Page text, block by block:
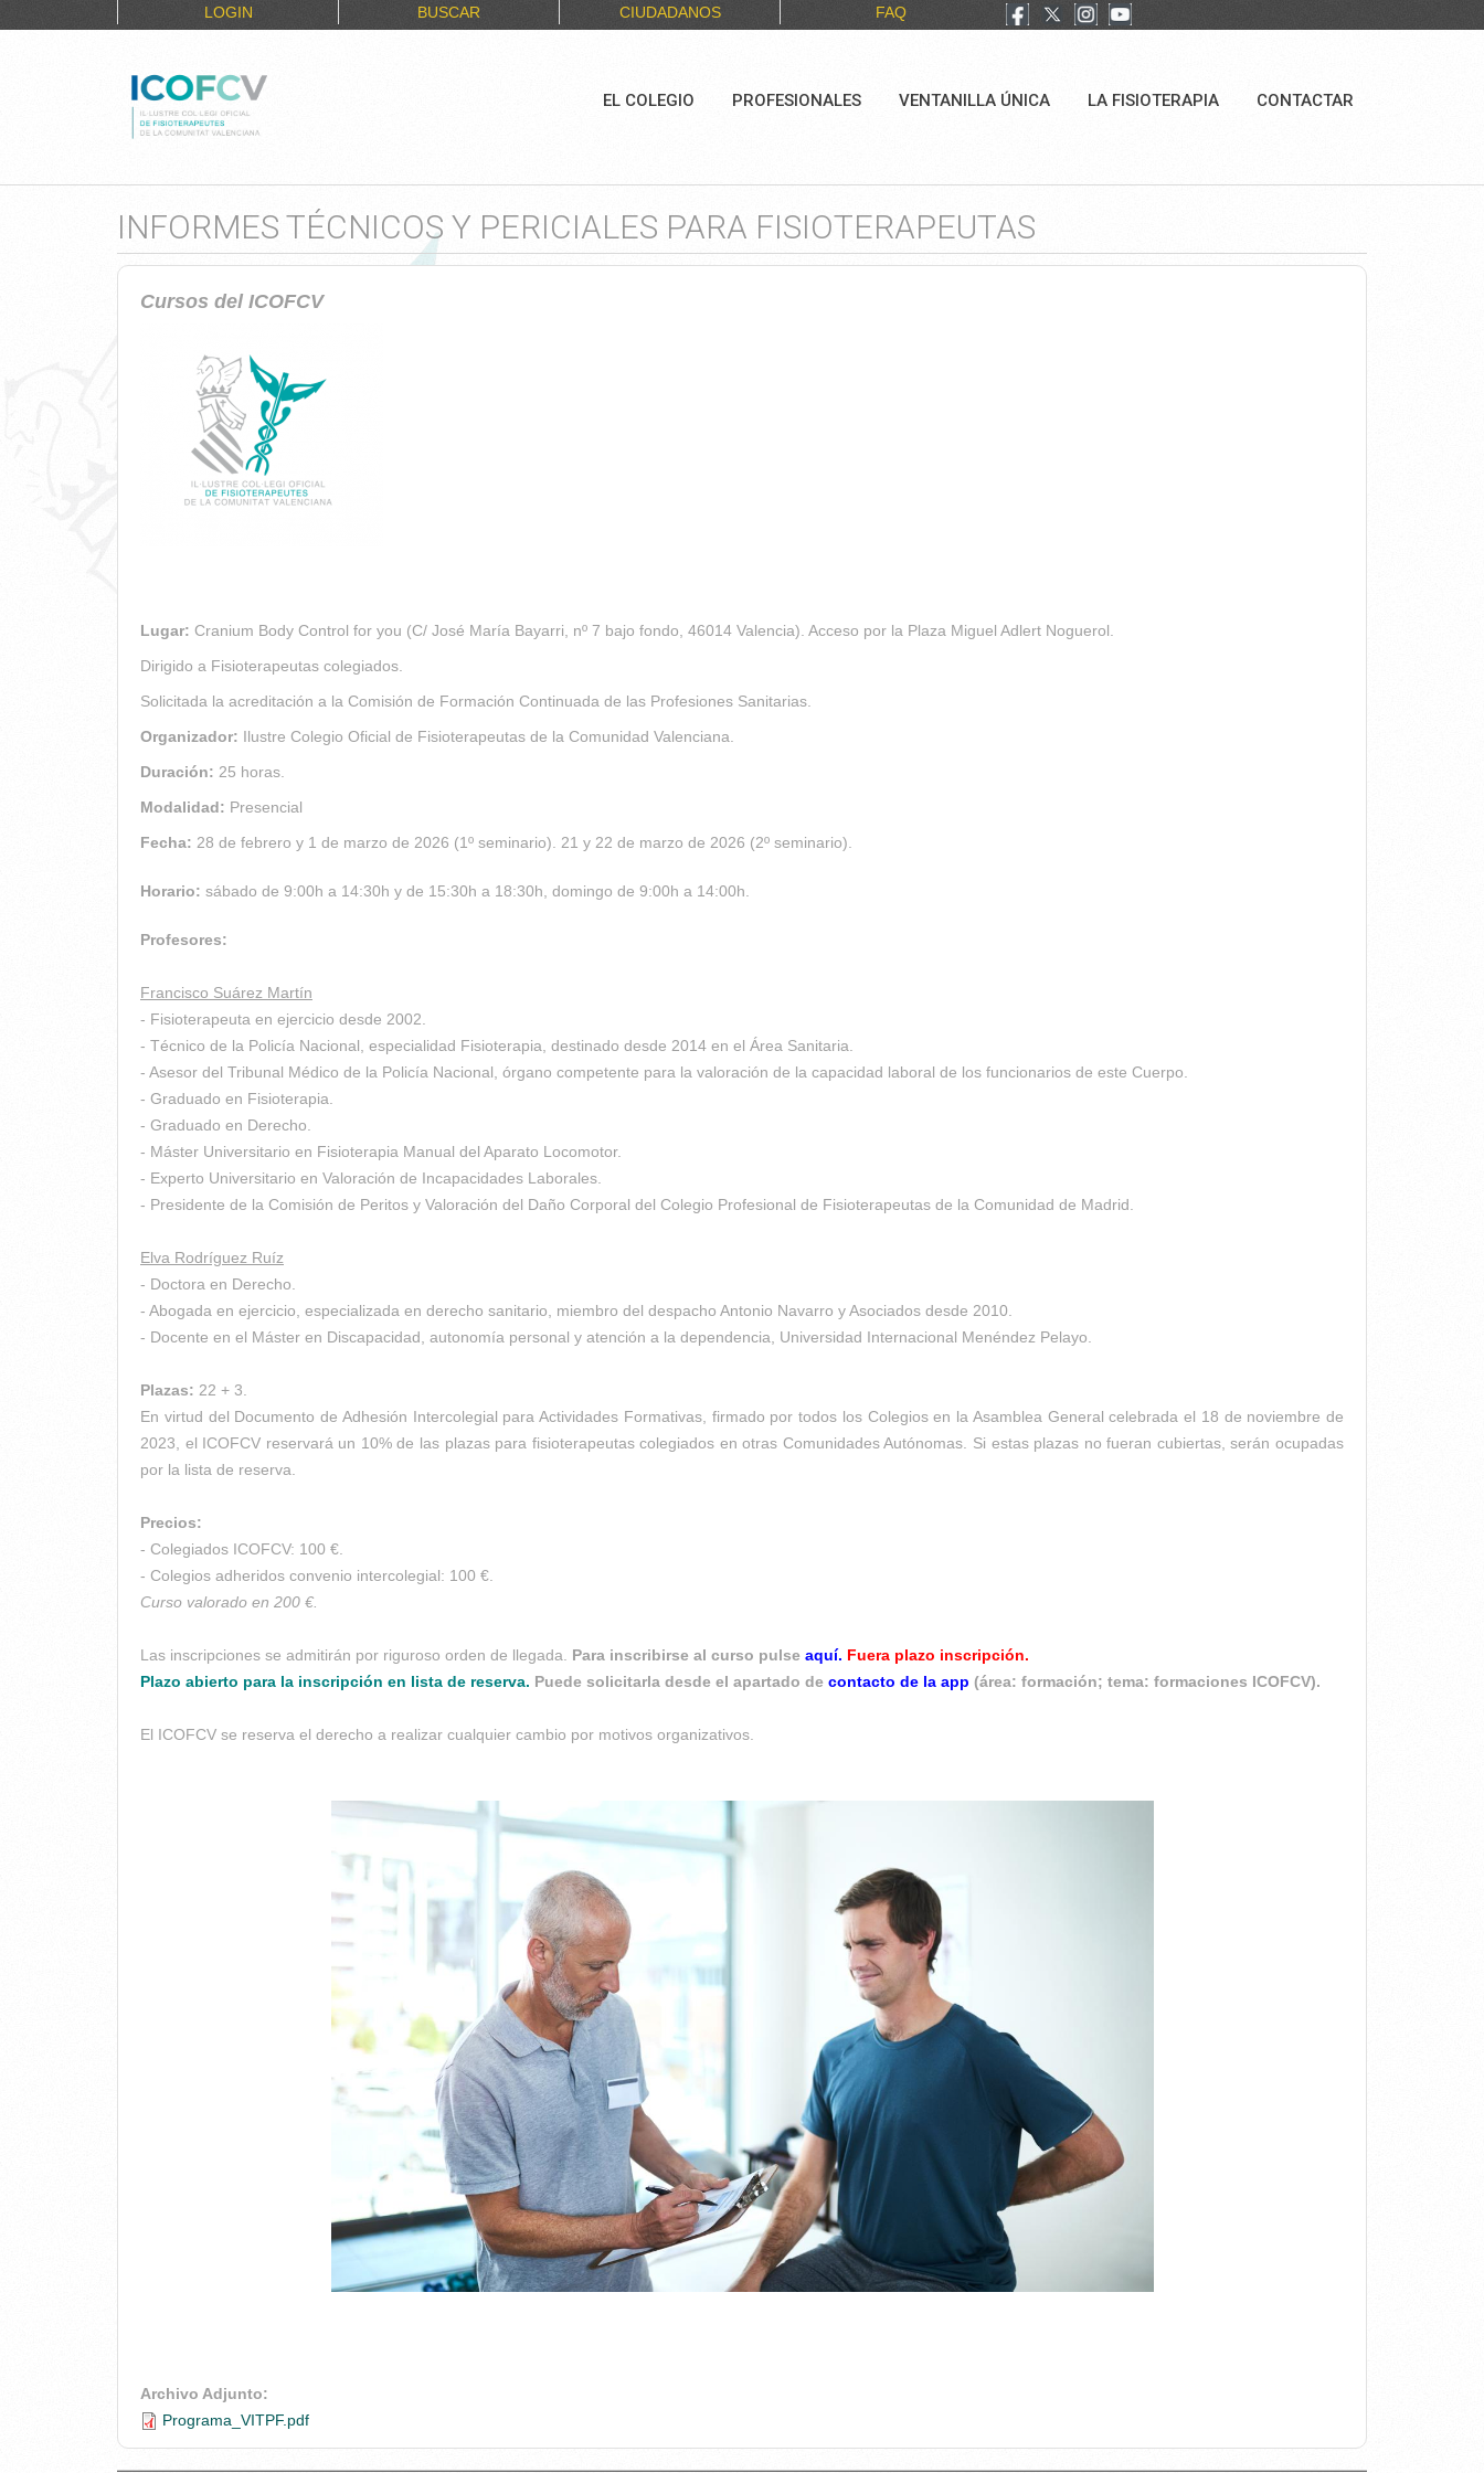
LOGIN BUSCAR CIUDADANOS FAQ
EL COLEGIO PROFESIONALES VENTANILLA ÚNICA LA FISIOTERAPIA CONTACTAR
INFORMES TÉCNICOS Y PERICIALES PARA FISIOTERAPEUTAS
Cursos del ICOFCV
Lugar: Cranium Body Control for you (C/ José María Bayarri, nº 7 bajo fondo, 46014 Valencia). Acceso por la Plaza Miguel Adlert Noguerol.
Dirigido a Fisioterapeutas colegiados.
Solicitada la acreditación a la Comisión de Formación Continuada de las Profesiones Sanitarias.
Organizador: Ilustre Colegio Oficial de Fisioterapeutas de la Comunidad Valenciana.
Duración: 25 horas.
Modalidad: Presencial
Fecha: 28 de febrero y 1 de marzo de 2026 (1º seminario). 21 y 22 de marzo de 2026 (2º seminario).
Horario: sábado de 9:00h a 14:30h y de 15:30h a 18:30h, domingo de 9:00h a 14:00h.
Profesores:
Francisco Suárez Martín
- Fisioterapeuta en ejercicio desde 2002.
- Técnico de la Policía Nacional, especialidad Fisioterapia, destinado desde 2014 en el Área Sanitaria.
- Asesor del Tribunal Médico de la Policía Nacional, órgano competente para la valoración de la capacidad laboral de los funcionarios de este Cuerpo.
- Graduado en Fisioterapia.
- Graduado en Derecho.
- Máster Universitario en Fisioterapia Manual del Aparato Locomotor.
- Experto Universitario en Valoración de Incapacidades Laborales.
- Presidente de la Comisión de Peritos y Valoración del Daño Corporal del Colegio Profesional de Fisioterapeutas de la Comunidad de Madrid.
Elva Rodríguez Ruíz
- Doctora en Derecho.
- Abogada en ejercicio, especializada en derecho sanitario, miembro del despacho Antonio Navarro y Asociados desde 2010.
- Docente en el Máster en Discapacidad, autonomía personal y atención a la dependencia, Universidad Internacional Menéndez Pelayo.
Plazas: 22 + 3.
En virtud del Documento de Adhesión Intercolegial para Actividades Formativas, firmado por todos los Colegios en la Asamblea General celebrada el 18 de noviembre de
2023, el ICOFCV reservará un 10% de las plazas para fisioterapeutas colegiados en otras Comunidades Autónomas. Si estas plazas no fueran cubiertas, serán ocupadas
por la lista de reserva.
Precios:
- Colegiados ICOFCV: 100 €.
- Colegios adheridos convenio intercolegial: 100 €.
Curso valorado en 200 €.
Las inscripciones se admitirán por riguroso orden de llegada. Para inscribirse al curso pulse aquí. Fuera plazo inscripción.
Plazo abierto para la inscripción en lista de reserva. Puede solicitarla desde el apartado de contacto de la app (área: formación; tema: formaciones ICOFCV).
El ICOFCV se reserva el derecho a realizar cualquier cambio por motivos organizativos.
Archivo Adjunto:
Programa_VITPF.pdf